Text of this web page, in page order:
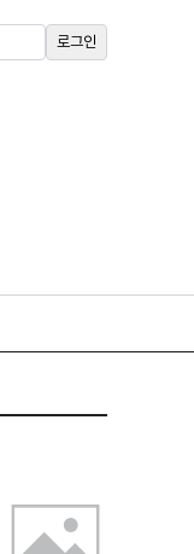
로그인